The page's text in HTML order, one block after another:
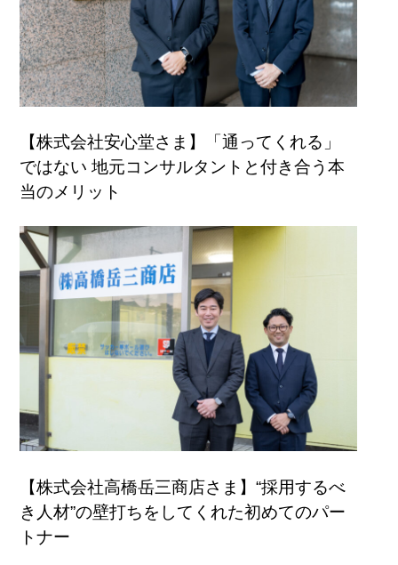
【株式会社安心堂さま】「通ってくれる」
ではない 地元コンサルタントと付き合う本
当のメリット
【株式会社高橋岳三商店さま】“採用するべ
き人材”の壁打ちをしてくれた初めてのパー
トナー